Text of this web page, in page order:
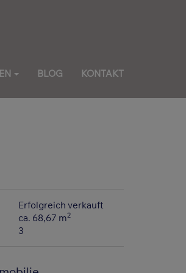
BLOG KONTAKT
Erfolgreich verkauft
ca. 68,67 m2
3